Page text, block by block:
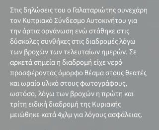
Στις δηλώσεις του ο Γαλαταριώτης συνεχάρη
τον Κυπριακό Σύνδεσμο Αυτοκινήτου για
την άρτια οργάνωση ενώ στάθηκε στις
δύσκολες συνθήκες στις διαδρομές λόγω
των βροχών των τελευταίων ημερών. Σε
αρκετά σημεία η διαδρομή είχε νερό
προσφέροντας όμορφο θέαμα στους θεατές
και ωραίο υλικό στους φωτογράφους,
ωστόσο, λόγω των βροχών η πρώτη και
τρίτη ειδική διαδρομή της Κυριακής
μειώθηκε κατά 4χλμ για λόγους ασφάλειας.